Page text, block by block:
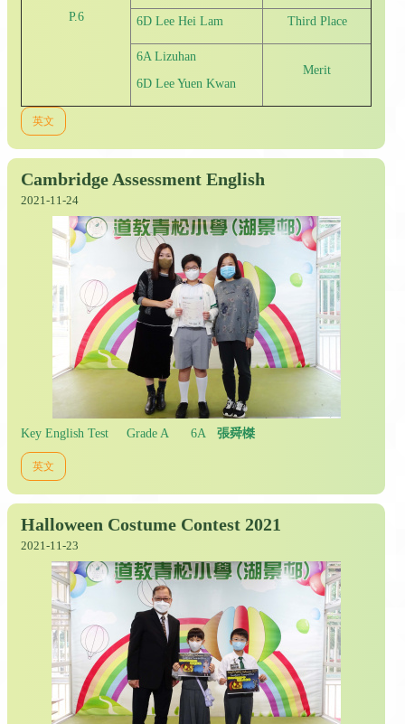
P.6 6D Lee Hei Lam Third Place
6A Lizuhan
6D Lee Yuen Kwan
Merit
英文
Cambridge Assessment English
2021-11-24
Key English Test Grade A 6A 張舜榤
英文
Halloween Costume Contest 2021
2021-11-23